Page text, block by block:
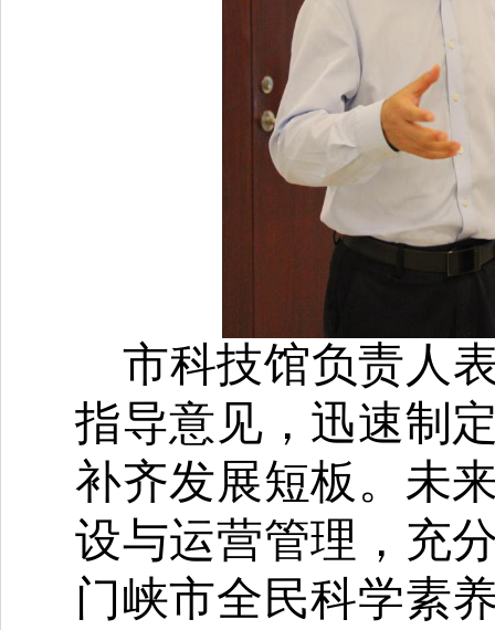
市科技馆负责人
指导意见，迅速制
补齐发展短板。未
设与运营管理，充
门峡市全民科学素